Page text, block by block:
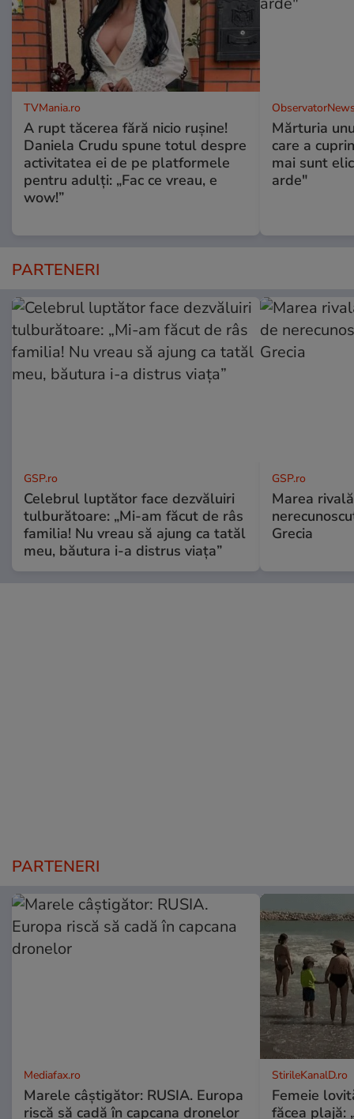
TVMania.ro
A rupt tăcerea fără nicio rușine!
Daniela Crudu spune totul despre
activitatea ei de pe platformele
pentru adulți: „Fac ce vreau, e
wow!”
Mărturia
care a
mai sunt
arde"
PARTENERI
GSP.ro
Celebrul luptător face dezvăluiri
tulburătoare: „Mi-am făcut de râs
familia! Nu vreau să ajung ca tatăl
meu, băutura i-a distrus viața”
GSP.ro
Marea
Grecia
PARTENERI
Mediafax.ro
Marele câștigător: RUSIA. Europa
riscă să cadă în capcana dronelor
StirileKanalD.ro
Femeie
făcea plajă: